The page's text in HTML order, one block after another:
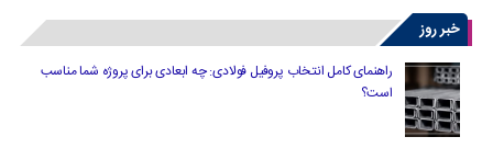
خبر روز
راهنمای کامل انتخاب پروفیل فولادی: چه ابعادی برای پروژه شما مناسب
است؟